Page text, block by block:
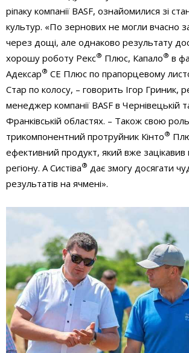
ріпаку компанії BASF, ознайомилися зі
культур. «По зернових не могли вчасно
через дощі, але однаково результату
хорошу роботу Рекс® Плюс, Капало® в
Адексар® СЕ Плюс по прапорцевому
Стар по колосу, – говорить Ігор Гриник,
менеджер компанії BASF в Чернівецькій
Франківській областях. – Також свою роль
трикомпонентний протруйник Кінто®
ефективний продукт, який вже зацікавив
регіону. А Систіва® дає змогу досягати
результатів на ячмені».